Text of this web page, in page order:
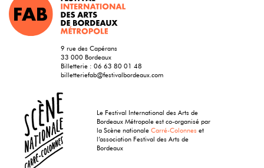
9 rue des Capérans
33 000 Bordeaux
Billetterie : 06 63 80 01 48
billetteriefab@festivalbordeaux.com
Le Festival International des Arts de
Bordeaux Métropole est co-organisé par
la Scène nationaleCarré-Colonnes et
l’association Festival des Arts de
Bordeaux